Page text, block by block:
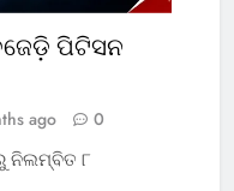
ପିଟିସନ
ago 0
ନିଲମ୍ବିତ ୮